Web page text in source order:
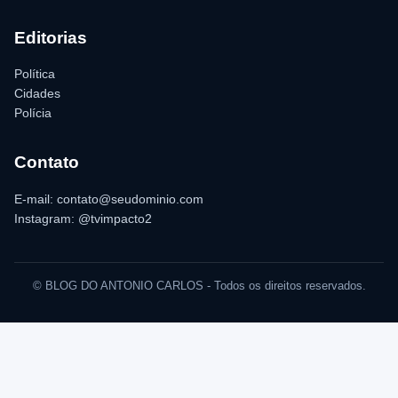
Editorias
Política
Cidades
Polícia
Contato
E-mail: contato@seudominio.com
Instagram: @tvimpacto2
© BLOG DO ANTONIO CARLOS - Todos os direitos reservados.